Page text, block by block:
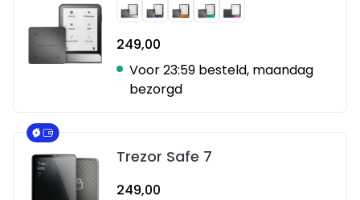
249,00
Voor 23:59 besteld, maandag
bezorgd
Trezor Safe 7
249,00